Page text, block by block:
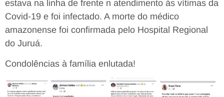
estava na linha de frente n atendimento às vítimas da
Covid-19 e foi infectado. A morte do médico
amazonense foi confirmada pelo Hospital Regional
do Juruá.
Condolências à família enlutada!